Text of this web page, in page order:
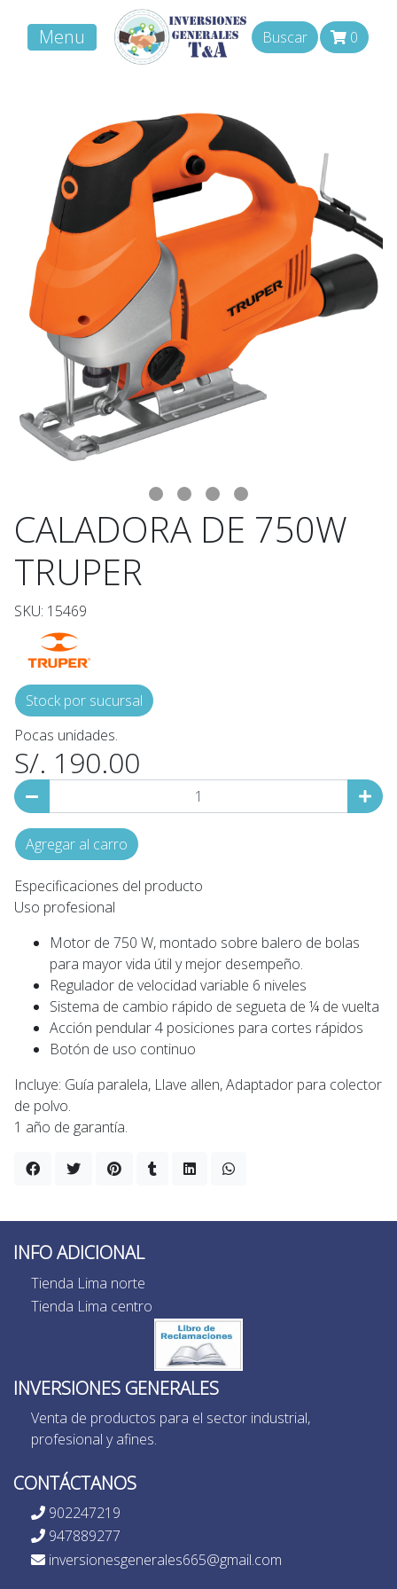
Menu Buscar 0
CALADORA DE 750W
TRUPER
SKU: 15469
Stock por sucursal
Pocas unidades.
S/. 190.00
Agregar al carro
Especificaciones del producto
Uso profesional
Motor de 750 W, montado sobre balero de bolas
para mayor vida útil y mejor desempeño.
Regulador de velocidad variable 6 niveles
Sistema de cambio rápido de segueta de ¼ de vuelta
Acción pendular 4 posiciones para cortes rápidos
Botón de uso continuo
Incluye: Guía paralela, Llave allen, Adaptador para colector
de polvo.
1 año de garantía.
INFO ADICIONAL
Tienda Lima norte
Tienda Lima centro
INVERSIONES GENERALES
Venta de productos para el sector industrial,
profesional y afines.
CONTÁCTANOS
902247219
947889277
inversionesgenerales665@gmail.com